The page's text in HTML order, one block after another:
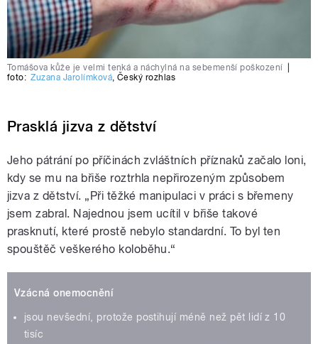
Tomášova kůže je velmi tenká a náchylná na sebemenší poškození
foto: Zuzana Jarolímková ,Český rozhlas
Prasklá jizva z dětství
Jeho pátrání po příčinách zvláštních příznaků začalo loni,
kdy se mu na břiše roztrhla nepřirozeným způsobem
jizva z dětství. „Při těžké manipulaci v práci s břemeny
jsem zabral. Najednou jsem ucítil v břiše takové
prasknutí, které prostě nebylo standardní. To byl ten
spouštěč veškerého koloběhu.“
Vzácná onemocnění
jsou nevšední, protože postihují méně než pět lidí z 10
tisíc